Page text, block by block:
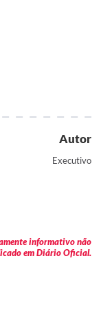
Autor
Executivo
informativo não
em Diário Oficial.